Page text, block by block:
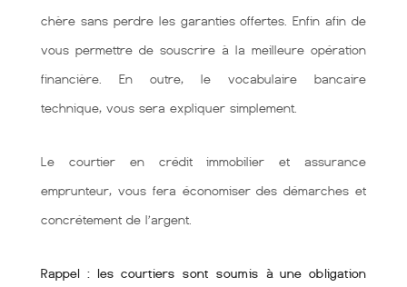
chère sans perdre les garanties offertes. Enfin afin de
vous permettre de souscrire à la meilleure opération
financière. En outre, le vocabulaire bancaire
technique, vous sera expliquer simplement.
Le courtier en crédit immobilier et assurance
emprunteur, vous fera économiser des démarches et
concrétement de l’argent.
Rappel : les courtiers sont soumis à une obligation